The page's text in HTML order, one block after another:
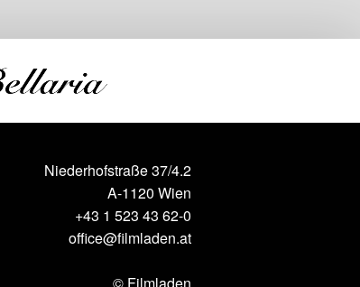
Niederhofstraße 37/4.2
A-1120 Wien
+43 1 523 43 62-0
office@filmladen.at